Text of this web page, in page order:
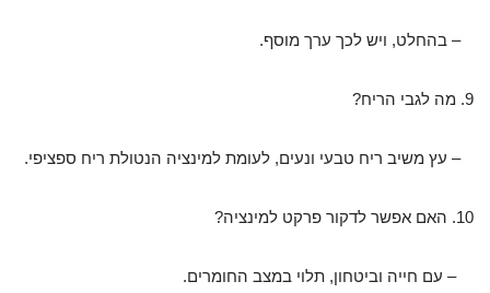
– בהחלט, ויש לכך ערך מוסף.
9. מה לגבי הריח?
– עץ משיב ריח טבעי ונעים, לעומת למינציה הנטולת ריח ספציפי.
10. האם אפשר לדקור פרקט למינציה?
– עם חייה וביטחון, תלוי במצב החומרים.